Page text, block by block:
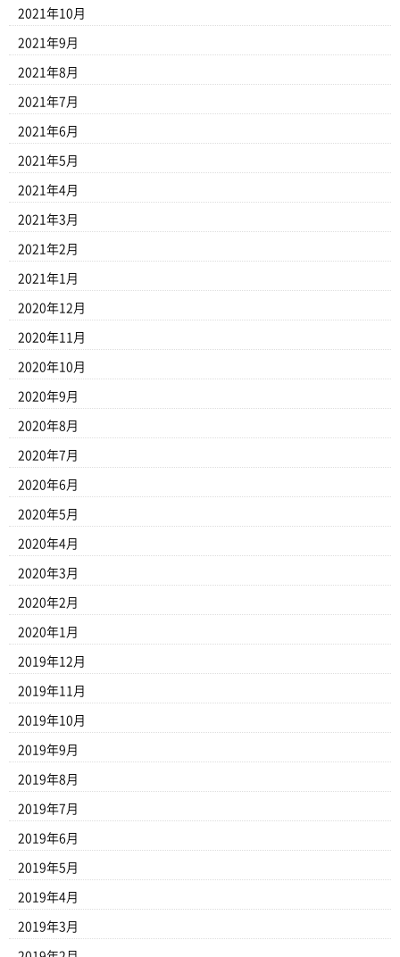
2021年10月
2021年9月
2021年8月
2021年7月
2021年6月
2021年5月
2021年4月
2021年3月
2021年2月
2021年1月
2020年12月
2020年11月
2020年10月
2020年9月
2020年8月
2020年7月
2020年6月
2020年5月
2020年4月
2020年3月
2020年2月
2020年1月
2019年12月
2019年11月
2019年10月
2019年9月
2019年8月
2019年7月
2019年6月
2019年5月
2019年4月
2019年3月